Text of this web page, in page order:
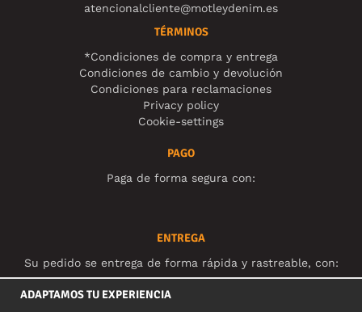
atencionalcliente@motleydenim.es
TÉRMINOS
*Condiciones de compra y entrega
Condiciones de cambio y devolución
Condiciones para reclamaciones
Privacy policy
Cookie-settings
PAGO
Paga de forma segura con:
ENTREGA
Su pedido se entrega de forma rápida y rastreable, con:
ADAPTAMOS TU EXPERIENCIA